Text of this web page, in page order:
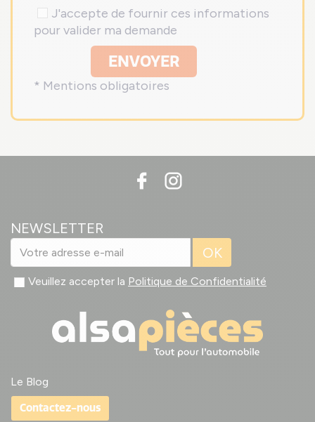
J'accepte de fournir ces informations
pour valider ma demande
ENVOYER
* Mentions obligatoires
NEWSLETTER
OK
Veuillez accepter la Politique de Confidentialité
Le Blog
Contactez-nous